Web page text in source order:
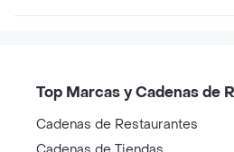
Top Marcas y Cadenas de
Cadenas de Restaurantes